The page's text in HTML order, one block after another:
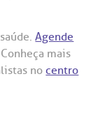
Agende
mais
nocentro